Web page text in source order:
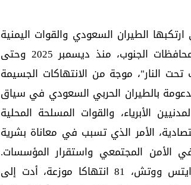
الطيران السعودي والقوات اليمنية
الإخوانية في الجنوب، العديد من الحوادث. وشهدت محافظات الجنوب، منذ ديسمبر 2025 وحتى
تحت النار"، موجة من الانتهاكات الجسيمة
بالطيران الحربي السعودي في سياق
الأبرياء، والقوات المسلحة المحلية
الأمر الذي تسبب في معاناة بشرية
الأمن المجتمعي واستقرار المؤسسات.
ووثق التقرير الذي أعدته 7 منظمات بينها هيومن رايتس ووتش، 81 انتهاكا موزعة، أدت إلى